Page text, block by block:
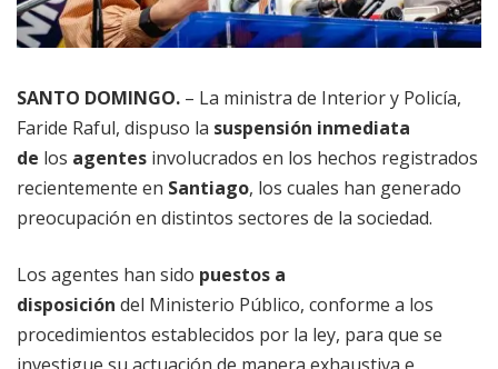
SANTO DOMINGO. – La ministra de Interior y Policía,
Faride Raful, dispuso la suspensión inmediata
de los agentes involucrados en los hechos registrados
recientemente en Santiago, los cuales han generado
preocupación en distintos sectores de la sociedad.
Los agentes han sido puestos a
disposición del Ministerio Público, conforme a los
procedimientos establecidos por la ley, para que se